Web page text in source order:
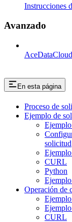
Instrucciones
Avanzado
En esta página
Proceso de
Ejemplo de
Ejemplo
solicitud
CURL
Python
Ejemplo
Operación de
Ejemplo
CURL